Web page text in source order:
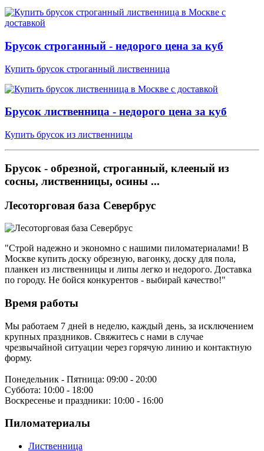
Брусок строганный - недорого цена за куб
Купить брусок строганный лиственница
Брусок лиственница - недорого цена за куб
Купить брусок из лиственницы
Брусок - обрезной, строганный, клееный из
сосны, лиственницы, осины ...
Лесоторговая база Севербрус
"Строй надежно и экономно с нашими пиломатериалами! В
Москве купить доску обрезную, вагонку, доску для пола,
планкен из лиственницы и липы легко и недорого. Доставка
по городу. Не бойся конкурентов - выбирай качество!"
Время работы
Мы работаем 7 дней в неделю, каждый день, за исключением
крупных праздников. Свяжитесь с нами в случае
чрезвычайной ситуации через горячую линию и контактную
форму.
Понедельник - Пятница: 09:00 - 20:00
Суббота: 10:00 - 18:00
Воскресенье и праздники: 10:00 - 16:00
Пиломатериалы
Лиственница